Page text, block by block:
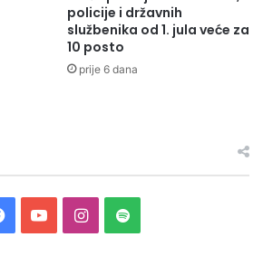
policije i državnih
službenika od 1. jula veće za
10 posto
prije 6 dana
Facebook
YouTubeInstagram
Spotify